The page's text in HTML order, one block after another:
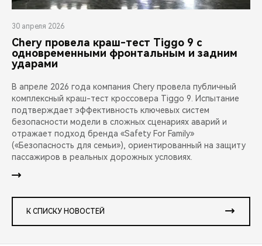
30 апреля 2026
Chery провела краш-тест Tiggo 9 с
одновременными фронтальным и задним
ударами
В апреле 2026 года компания Chery провела публичный
комплексный краш-тест кроссовера Tiggo 9. Испытание
подтверждает эффективность ключевых систем
безопасности модели в сложных сценариях аварий и
отражает подход бренда «Safety For Family»
(«Безопасность для семьи»), ориентированный на защиту
пассажиров в реальных дорожных условиях.
К СПИСКУ НОВОСТЕЙ